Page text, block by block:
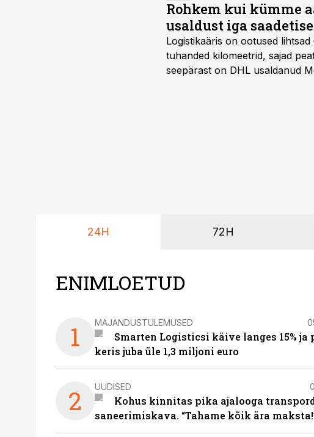
Rohkem kui kümme
usaldust iga
Logistikaäris on ootused
tuhanded kilomeetrid, sajad
seepärast on DHL usaldanud
24H 72H
ENIMLOETUD
1 MAJANDUSTULEMUSED
Smarten Logisticsi käive langes 15% ja
keris juba üle 1,3 miljoni euro
2 UUDISED
Kohus kinnitas pika ajalooga
saneerimiskava. “Tahame kõik ära